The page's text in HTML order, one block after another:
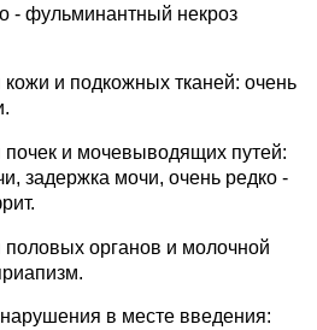
- фульминантный некроз
и подкожных тканей: очень
и мочевыводящих путей:
задержка мочи, очень редко -
органов и молочной
в месте введения: